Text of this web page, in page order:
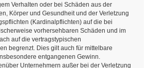
Verhalten oder bei Schäden aus der
Körper und Gesundheit und der Verletzung
(Kardinalpflichten) auf die bei
vorhersehbaren Schäden und im
auf die vertragstypischen
begrenzt. Dies gilt auch für mittelbare
entgangenen Gewinn.
Unternehmern außer bei der Verletzung